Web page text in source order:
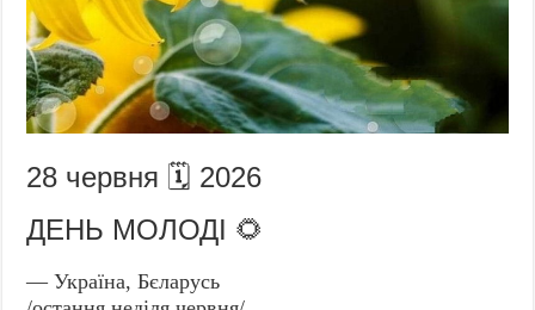
28 червня 🗓️ 2026
ДЕНЬ МОЛОДІ 🌻
— Україна, Бєларусь